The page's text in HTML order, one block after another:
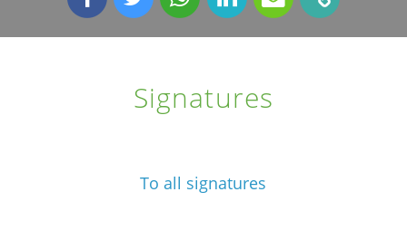
Signatures
To all signatures